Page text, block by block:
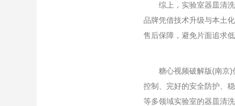
综上，实验室器皿清洗
品牌凭借技术升级与本土
售后保障，避免片面追求
糖心视频破解版(南京)仪
控制、完好的安全防护、
等多领域实验室的器皿清